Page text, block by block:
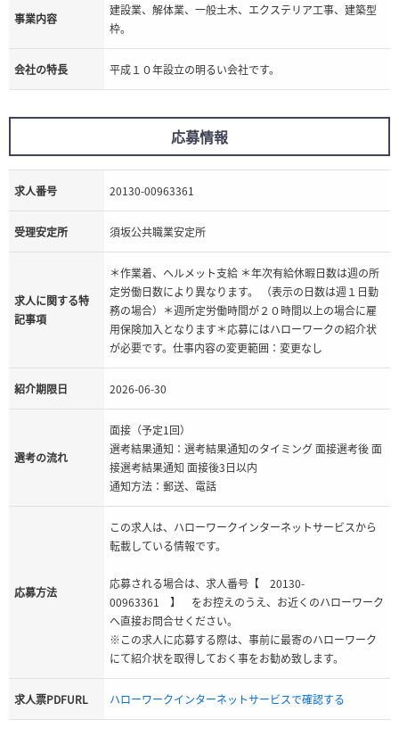
事業内容
建設業、解体業、一般土木、エクステリア工事、建築型
枠。
会社の特長 平成１０年設立の明るい会社です。
応募情報
求人番号 20130-00963361
受理安定所 須坂公共職業安定所
求人に関する特
記事項
＊作業着、ヘルメット支給 ＊年次有給休暇日数は週の所
定労働日数により異なります。 （表示の日数は週１日勤
務の場合）＊週所定労働時間が２０時間以上の場合に雇
用保険加入となります＊応募にはハローワークの紹介状
が必要です。仕事内容の変更範囲：変更なし
紹介期限日 2026-06-30
選考の流れ
面接（予定1回）
選考結果通知：選考結果通知のタイミング 面接選考後 面
接選考結果通知 面接後3日以内
通知方法：郵送、電話
応募方法
この求人は、ハローワークインターネットサービスから
転載している情報です。
応募される場合は、求人番号【 20130-
00963361 】 をお控えのうえ、お近くのハローワーク
へ直接お問合せください。
※この求人に応募する際は、事前に最寄のハローワーク
にて紹介状を取得しておく事をお勧め致します。
求人票PDFURL ハローワークインターネットサービスで確認する